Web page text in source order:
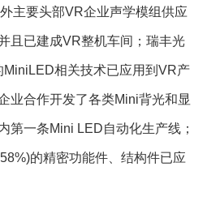
主要头部VR企业声学模组供应
且已建成VR整机车间；瑞丰光
MiniLED相关技术已应用到VR产
业合作开发了各类Mini背光和显
第一条Mini LED自动化生产线；
的精密功能件、结构件已应